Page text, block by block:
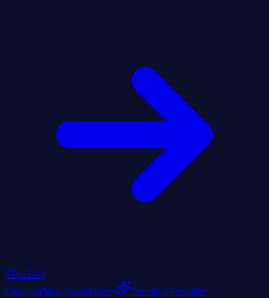
TPro360
ÖzelliklerNasıl ÇalışırEklenti
Trendyol Fotoğraf